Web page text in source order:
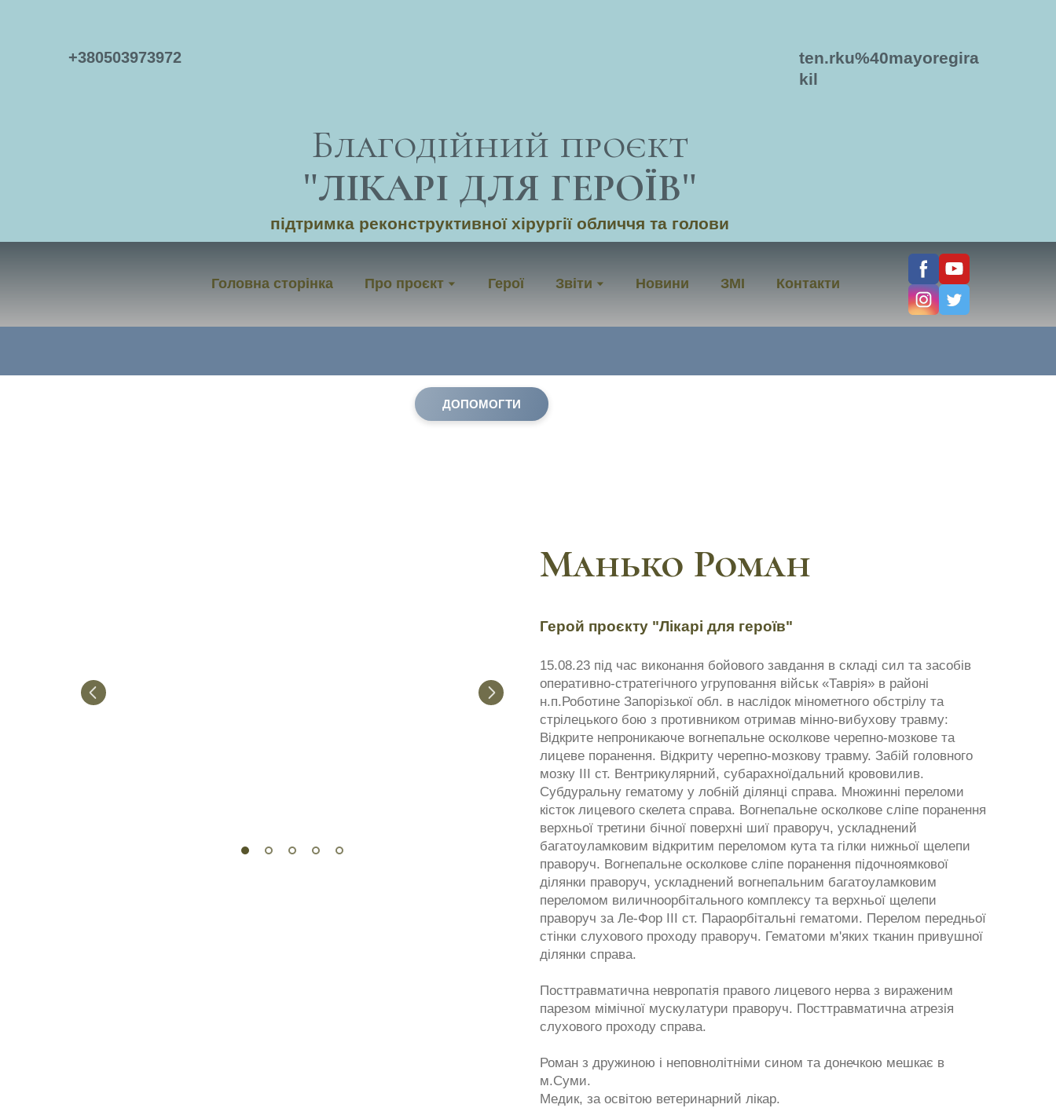
+380503973972
Благодійний проєкт
"ЛІКАРІ ДЛЯ ГЕРОЇВ"
підтримка реконструктивної хірургії обличчя та голови
ten.rku%40mayoregira
kil
Головна сторінка Про проєкт Герої Звіти Новини ЗМІ Контакти
ДОПОМОГТИ
Манько Роман
Герой проєкту "Лікарі для героїв"
15.08.23 під час виконання бойового завдання в складі сил та засобів
оперативно-стратегічного угруповання військ «Таврія» в районі
н.п.Роботине Запорізької обл. в наслідок мінометного обстрілу та
стрілецького бою з противником отримав мінно-вибухову травму:
Відкрите непроникаюче вогнепальне осколкове черепно-мозкове та
лицеве поранення. Відкриту черепно-мозкову травму. Забій головного
мозку ІІІ ст. Вентрикулярний, субарахноїдальний крововилив.
Субдуральну гематому у лобній ділянці справа. Множинні переломи
кісток лицевого скелета справа. Вогнепальне осколкове сліпе поранення
верхньої третини бічної поверхні шиї праворуч, ускладнений
багатоуламковим відкритим переломом кута та гілки нижньої щелепи
праворуч. Вогнепальне осколкове сліпе поранення підочноямкової
ділянки праворуч, ускладнений вогнепальним багатоуламковим
переломом виличноорбітального комплексу та верхньої щелепи
праворуч за Ле-Фор ІІІ ст. Параорбітальні гематоми. Перелом передньої
стінки слухового проходу праворуч. Гематоми м'яких тканин привушної
ділянки справа.
Посттравматична невропатія правого лицевого нерва з вираженим
парезом мімічної мускулатури праворуч. Посттравматична атрезія
слухового проходу справа.
Роман з дружиною і неповнолітніми сином та донечкою мешкає в
м.Суми.
Медик, за освітою ветеринарний лікар.